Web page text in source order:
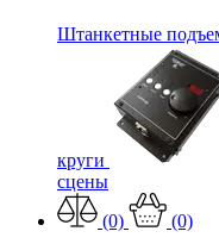
Штанкетные
круги
сцены
(0)
(0)